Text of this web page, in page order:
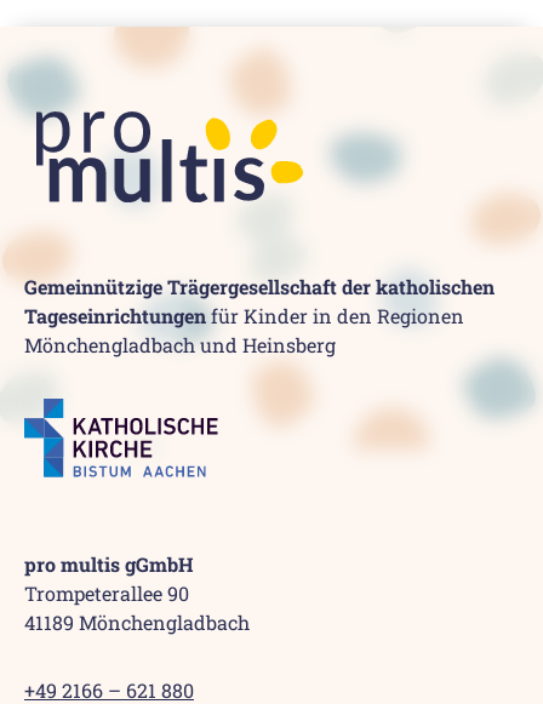
Gemeinnützige Trägergesellschaft der katholischen
Tageseinrichtungenfür Kinder in den Regionen
Mönchengladbach und Heinsberg
pro multis gGmbH
Trompeterallee 90
41189 Mönchengladbach
+49 2166 – 621 880